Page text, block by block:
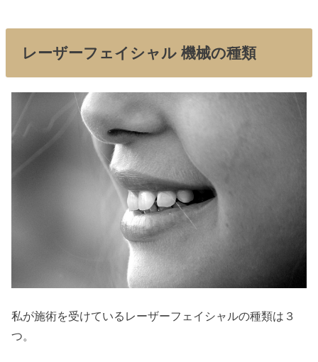
レーザーフェイシャル 機械の種類
私が施術を受けているレーザーフェイシャルの種類は３
つ。